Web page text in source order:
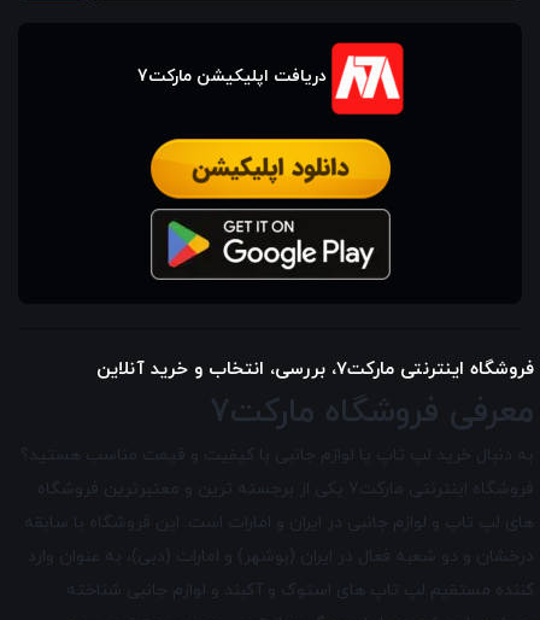
دریافت اپلیکیشن مارکت7
فروشگاه اینترنتی مارکت7، بررسی، انتخاب و خرید آنلاین
معرفی فروشگاه مارکت7
به دنبال خرید لپ تاپ یا لوازم جانبی با کیفیت و قیمت مناسب هستید؟
فروشگاه اینترنتی مارکت7 یکی از برجسته ترین و معتبرترین فروشگاه
های لپ تاپ و لوازم جانبی در ایران و امارات است. این فروشگاه با سابقه
درخشان و دو شعبه فعال در ایران (بوشهر) و امارات (دبی)، به عنوان وارد
کننده مستقیم لپ تاپ های استوک و آکبند و لوازم جانبی شناخته